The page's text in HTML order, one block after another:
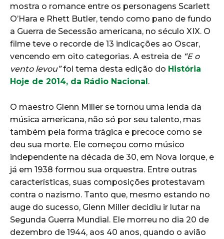
mostra o romance entre os personagens Scarlett
O’Hara e Rhett Butler, tendo como pano de fundo
a Guerra de Secessão americana, no século XIX. O
filme teve o recorde de 13 indicações ao Oscar,
vencendo em oito categorias. A estreia de “E o
vento levou”foi tema desta edição do História
Hoje de 2014, da Rádio Nacional .
O maestro Glenn Miller se tornou uma lenda da
música americana, não só por seu talento, mas
também pela forma trágica e precoce como se
deu sua morte. Ele começou como músico
independente na década de 30, em Nova Iorque, e
já em 1938 formou sua orquestra. Entre outras
características, suas composições protestavam
contra o nazismo. Tanto que, mesmo estando no
auge do sucesso, Glenn Miller decidiu ir lutar na
Segunda Guerra Mundial. Ele morreu no dia 20 de
dezembro de 1944, aos 40 anos, quando o avião